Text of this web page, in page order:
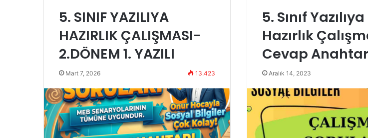
5. SINIF YAZILIYA
HAZIRLIK ÇALIŞMASI-
2.DÖNEM 1. YAZILI
Mart 7, 2026 13.423
5. Sınıf Yazılıya
Hazırlık
Cevap
Aralık 14, 2023